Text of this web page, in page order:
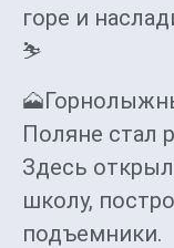
горе и
⛷️
Поляне стал
Здесь
школу,
подъемники.